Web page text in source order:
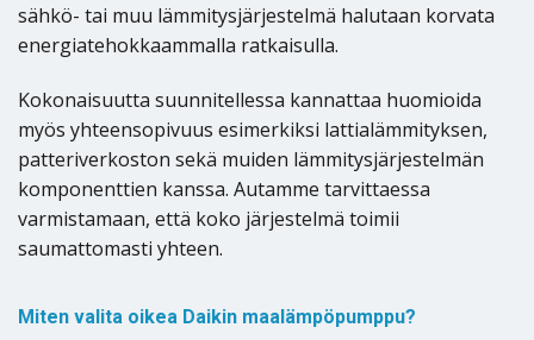
sähkö- tai muu lämmitysjärjestelmä halutaan korvata
energiatehokkaammalla ratkaisulla.
Kokonaisuutta suunnitellessa kannattaa huomioida
myös yhteensopivuus esimerkiksi lattialämmityksen,
patteriverkoston sekä muiden lämmitysjärjestelmän
komponenttien kanssa. Autamme tarvittaessa
varmistamaan, että koko järjestelmä toimii
saumattomasti yhteen.
Miten valita oikea Daikin maalämpöpumppu?